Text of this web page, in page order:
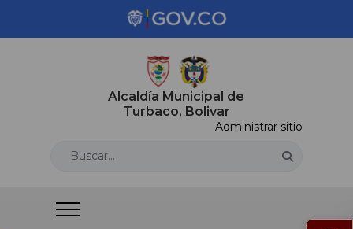
Alcaldía Municipal de
Turbaco, Bolivar
Administrar sitio
Buscar...